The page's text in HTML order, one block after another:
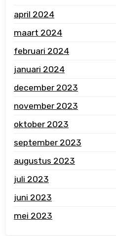
april 2024
maart 2024
februari 2024
januari 2024
december 2023
november 2023
oktober 2023
september 2023
augustus 2023
juli 2023
juni 2023
mei 2023